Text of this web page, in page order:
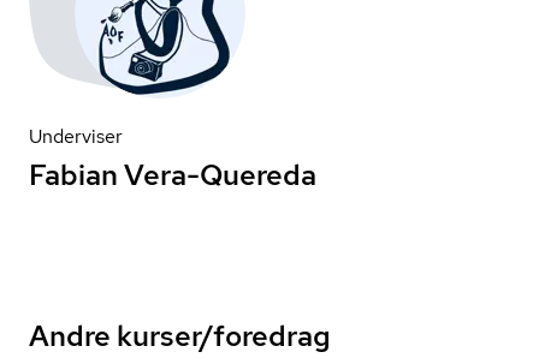
Underviser
Fabian Vera-Quereda
Andre kurser/foredrag